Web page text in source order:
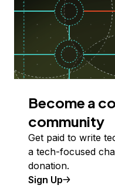
Become a
community
Get paid to write
a tech-focused
donation.
Sign Up